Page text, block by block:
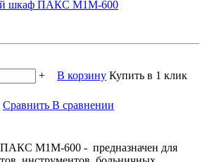
+ В корзину Купить в 1 клик
Сравнить В сравнении
М1М-600 - предназначен для